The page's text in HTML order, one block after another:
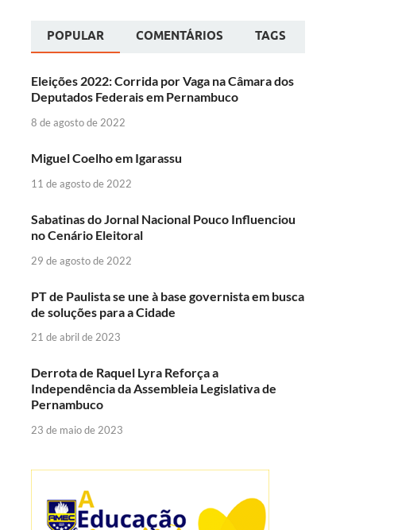
POPULAR COMENTÁRIOS TAGS
Eleições 2022: Corrida por Vaga na Câmara dos
Deputados Federais em Pernambuco
8 de agosto de 2022
Miguel Coelho em Igarassu
11 de agosto de 2022
Sabatinas do Jornal Nacional Pouco Influenciou
no Cenário Eleitoral
29 de agosto de 2022
PT de Paulista se une à base governista em busca
de soluções para a Cidade
21 de abril de 2023
Derrota de Raquel Lyra Reforça a
Independência da Assembleia Legislativa de
Pernambuco
23 de maio de 2023